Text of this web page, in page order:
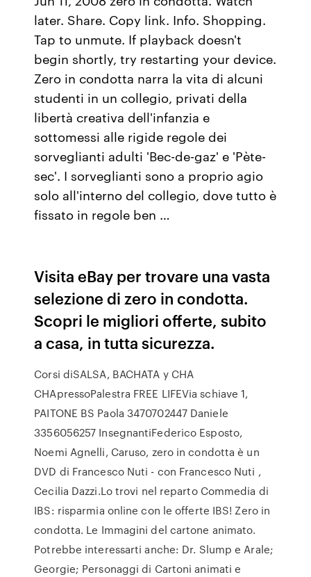
later. Share. Copy link. Info. Shopping.
Tap to unmute. If playback doesn't
begin shortly, try restarting your device.
Zero in condotta narra la vita di alcuni
studenti in un collegio, privati della
libertà creativa dell'infanzia e
sottomessi alle rigide regole dei
sorveglianti adulti 'Bec-de-gaz' e 'Pète-
sec'. I sorveglianti sono a proprio agio
solo all'interno del collegio, dove tutto è
fissato in regole ben …
Visita eBay per trovare una vasta
selezione di zero in condotta.
Scopri le migliori offerte, subito
a casa, in tutta sicurezza.
Corsi diSALSA, BACHATA y CHA
CHApressoPalestra FREE LIFEVia schiave 1,
PAITONE BS Paola 3470702447 Daniele
3356056257 InsegnantiFederico Esposto,
Noemi Agnelli, Caruso, zero in condotta è un
DVD di Francesco Nuti - con Francesco Nuti ,
Cecilia Dazzi.Lo trovi nel reparto Commedia di
IBS: risparmia online con le offerte IBS! Zero in
condotta. Le Immagini del cartone animato.
Potrebbe interessarti anche: Dr. Slump e Arale;
Georgie; Personaggi di Cartoni animati e